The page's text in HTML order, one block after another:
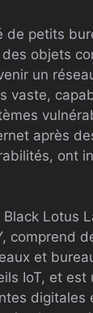
de petits
objets
un
vaste,
après
ont
Lotus
comprend
et
IoT, et est
digitales